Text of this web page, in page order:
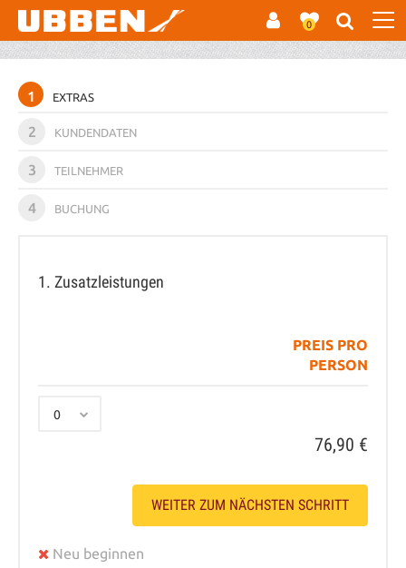
0
1 EXTRAS
2 KUNDENDATEN
3 TEILNEHMER
4 BUCHUNG
1. Zusatzleistungen
PREIS PRO
PERSON
76,90 €
WEITER ZUM NÄCHSTEN SCHRITT
Neu beginnen